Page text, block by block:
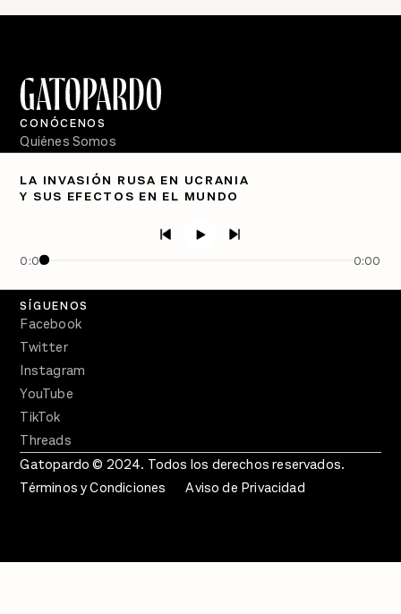
LA INVASIÓN RUSA EN UCRANIA
Y SUS EFECTOS EN EL MUNDO
0:00 0:00
CONÓCENOS
Quiénes Somos
PÓDCASTS
Crecer en Distopía
SÍGUENOS
Facebook
Twitter
Instagram
YouTube
TikTok
Threads
Gatopardo © 2024. Todos los derechos reservados.
Términos y Condiciones
Aviso de Privacidad